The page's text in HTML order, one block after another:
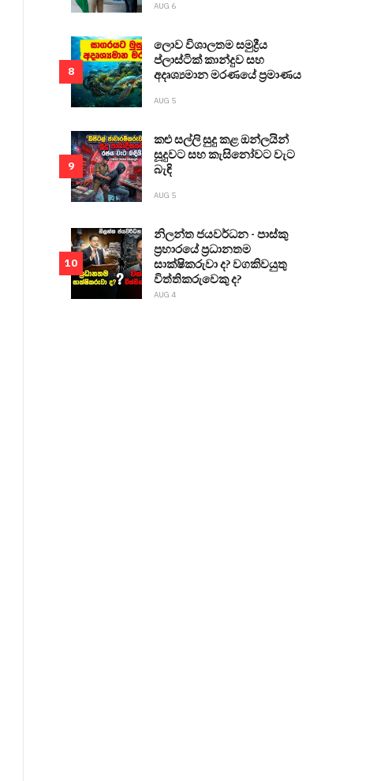
AUG 6
8
ලොව විශාලතම සමුද්‍රීය
ප්ලාස්ටික් කාන්දුව සහ
අදෘශ්‍යමාන මරණයේ ප්‍රමාණය
AUG 5
9
කළු සල්ලි සුදු කළ ඔන්ලයින්
සූදුවට සහ කැසිනෝවට වැට
බැඳි
AUG 5
10
නිලන්ත ජයවර්ධන - පාස්කු
ප්‍රහාරයේ ප්‍රධානතම
සාක්ෂිකරුවා ද? වගකිවයුතු
විත්තිකරුවෙකු ද?
AUG 4